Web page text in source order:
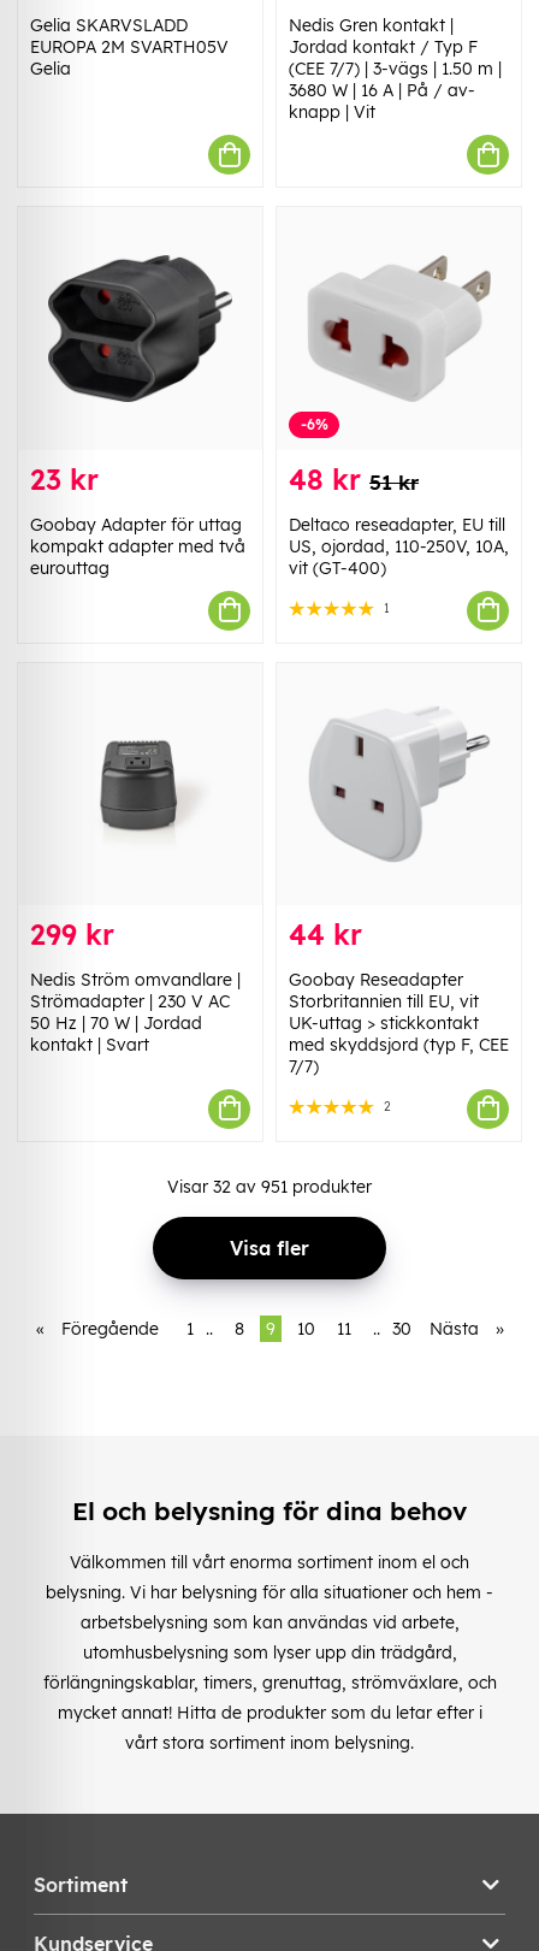
Gelia SKARVSLADD
EUROPA 2M SVARTH05V
Gelia
Nedis Gren kontakt |
Jordad kontakt / Typ F
(CEE 7/7) | 3-vägs | 1.50 m |
3680 W | 16 A | På / av-
knapp | Vit
23 kr
Goobay Adapter för uttag
kompakt adapter med två
eurouttag
-6%
48 kr 51 kr
Deltaco reseadapter, EU till
US, ojordad, 110-250V, 10A,
vit (GT-400)
1
299 kr
Nedis Ström omvandlare |
Strömadapter | 230 V AC
50 Hz | 70 W | Jordad
kontakt | Svart
44 kr
Goobay Reseadapter
Storbritannien till EU, vit
UK-uttag > stickkontakt
med skyddsjord (typ F, CEE
7/7)
2
Visar 32 av 951 produkter
Visa fler
« Föregående 1 .. 8 9 10 11 .. 30 Nästa »
El och belysning för dina behov
Välkommen till vårt enorma sortiment inom el och
belysning. Vi har belysning för alla situationer och hem -
arbetsbelysning som kan användas vid arbete,
utomhusbelysning som lyser upp din trädgård,
förlängningskablar, timers, grenuttag, strömväxlare, och
mycket annat! Hitta de produkter som du letar efter i
vårt stora sortiment inom belysning.
Sortiment
Kundservice